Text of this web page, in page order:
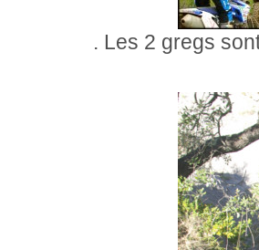
. Les 2 gregs